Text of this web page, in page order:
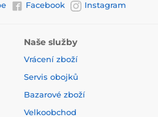
Facebook Instagram
Naše služby
Vrácení zboží
Servis obojků
Bazarové zboží
Velkoobchod